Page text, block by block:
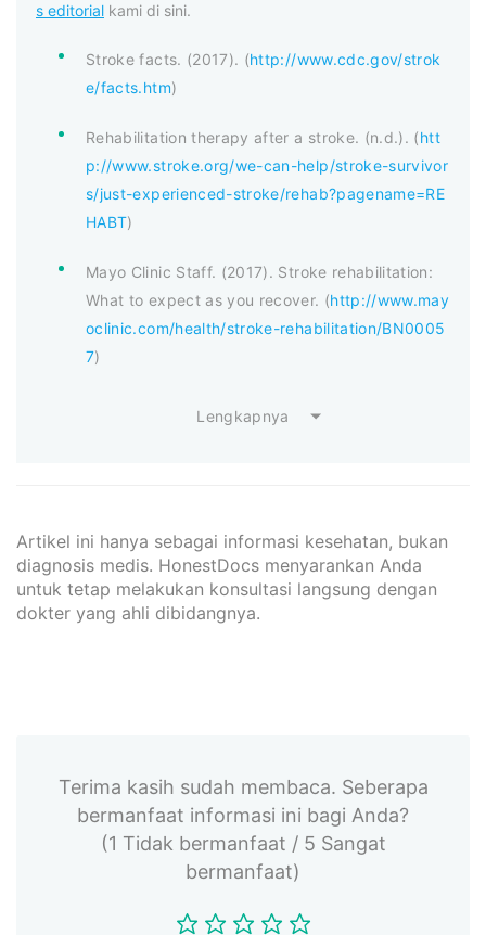
s editorial kami di sini.
Stroke facts. (2017). (http://www.cdc.gov/strok
e/facts.htm)
Rehabilitation therapy after a stroke. (n.d.). (htt
p://www.stroke.org/we-can-help/stroke-survivor
s/just-experienced-stroke/rehab?pagename=RE
HABT)
Mayo Clinic Staff. (2017). Stroke rehabilitation:
What to expect as you recover. (http://www.may
oclinic.com/health/stroke-rehabilitation/BN0005
7)
Lengkapnya
Artikel ini hanya sebagai informasi kesehatan, bukan
diagnosis medis. HonestDocs menyarankan Anda
untuk tetap melakukan konsultasi langsung dengan
dokter yang ahli dibidangnya.
Terima kasih sudah membaca. Seberapa
bermanfaat informasi ini bagi Anda?
(1 Tidak bermanfaat / 5 Sangat
bermanfaat)